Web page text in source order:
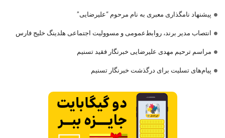
پیشنهاد نامگذاری معبری به نام مرحوم “علیرضایی”
انتصاب مدیر برند، روابط‌عمومی و مسوولیت اجتماعی هلدینگ خلیج فارس
مراسم ترحیم مهدی علیرضایی خبرنگار فقید تسنیم
پیام‌های تسلیت برای درگذشت خبرنگار تسنیم